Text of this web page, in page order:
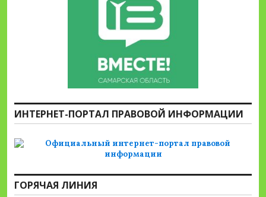
ИНТЕРНЕТ-ПОРТАЛ ПРАВОВОЙ ИНФОРМАЦИИ
ГОРЯЧАЯ ЛИНИЯ